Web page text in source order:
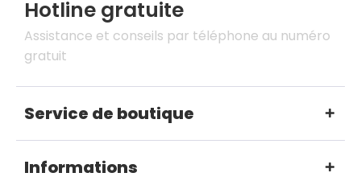
Hotline gratuite
Assistance et conseils par téléphone au numéro
gratuit
Service de boutique
Informations